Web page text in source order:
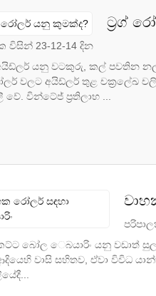
ට්‍රග්
විසින් 23-12-14 දින
යනු වටකුරු, කල් පවතින
වලට අයිඩ්ලර් තුළ චක්‍රලේඛ
වින්ටේජ් ප්‍රතිලාභ ...
බෝල ෙබයාරිං යනු වඩාත්
වාසි සහිතව, ඒවා විවිධ